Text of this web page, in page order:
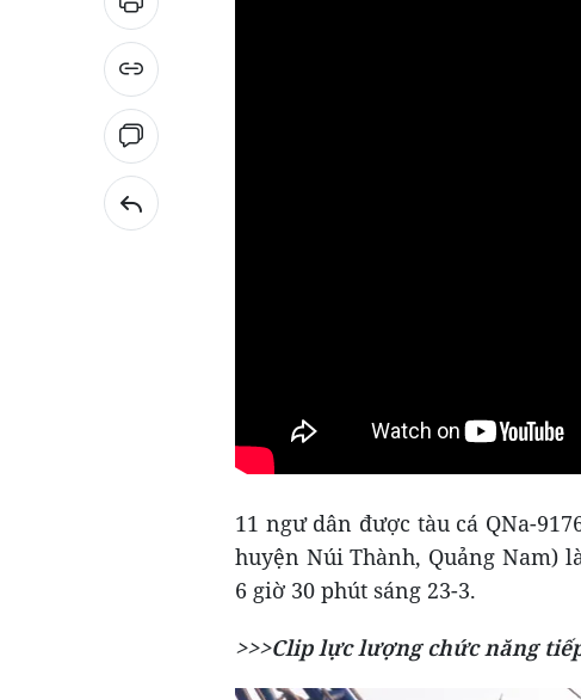
11 ngư dân được tàu cá QNa-
huyện Núi Thành, Quảng Nam)
6 giờ 30 phút sáng 23-3.
>>>Clip lực lượng chức năng